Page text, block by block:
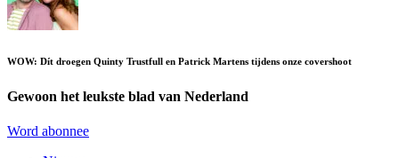
WOW: Dít droegen Quinty Trustfull en Patrick Martens tijdens onze covershoot
Gewoon het leukste blad van Nederland
Word abonnee